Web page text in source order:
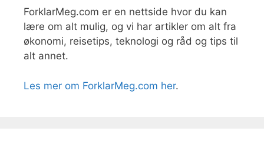
ForklarMeg.com er en nettside hvor du kan
lære om alt mulig, og vi har artikler om alt fra
økonomi, reisetips, teknologi og råd og tips til
alt annet.
Les mer om ForklarMeg.com her.